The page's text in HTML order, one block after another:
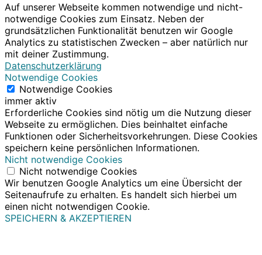
Auf unserer Webseite kommen notwendige und nicht-
notwendige Cookies zum Einsatz. Neben der
grundsätzlichen Funktionalität benutzen wir Google
Analytics zu statistischen Zwecken – aber natürlich nur
mit deiner Zustimmung.
Datenschutzerklärung
Notwendige Cookies
Notwendige Cookies
immer aktiv
Erforderliche Cookies sind nötig um die Nutzung dieser
Webseite zu ermöglichen. Dies beinhaltet einfache
Funktionen oder Sicherheitsvorkehrungen. Diese Cookies
speichern keine persönlichen Informationen.
Nicht notwendige Cookies
Nicht notwendige Cookies
Wir benutzen Google Analytics um eine Übersicht der
Seitenaufrufe zu erhalten. Es handelt sich hierbei um
einen nicht notwendigen Cookie.
SPEICHERN & AKZEPTIEREN